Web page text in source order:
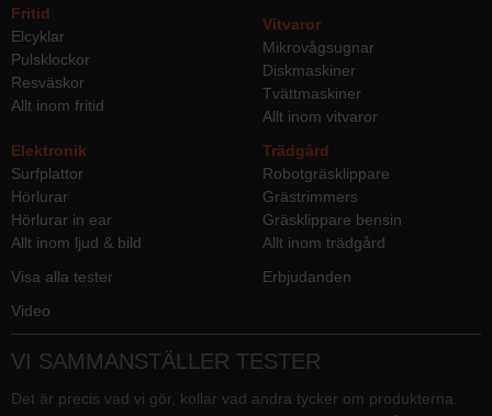
Fritid
Elcyklar
Pulsklockor
Resväskor
Allt inom fritid
Vitvaror
Mikrovågsugnar
Diskmaskiner
Tvättmaskiner
Allt inom vitvaror
Elektronik
Surfplattor
Hörlurar
Hörlurar in ear
Allt inom ljud & bild
Trädgård
Robotgräsklippare
Grästrimmers
Gräsklippare bensin
Allt inom trädgård
Visa alla tester
Erbjudanden
Video
VI SAMMANSTÄLLER TESTER
Det är precis vad vi gör, kollar vad andra tycker om produkterna.